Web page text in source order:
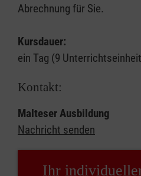
Abrechnung für Sie.
Kursdauer:
ein Tag (9
Kontakt:
Malteser Ausbildung
Nachricht senden
Ihr